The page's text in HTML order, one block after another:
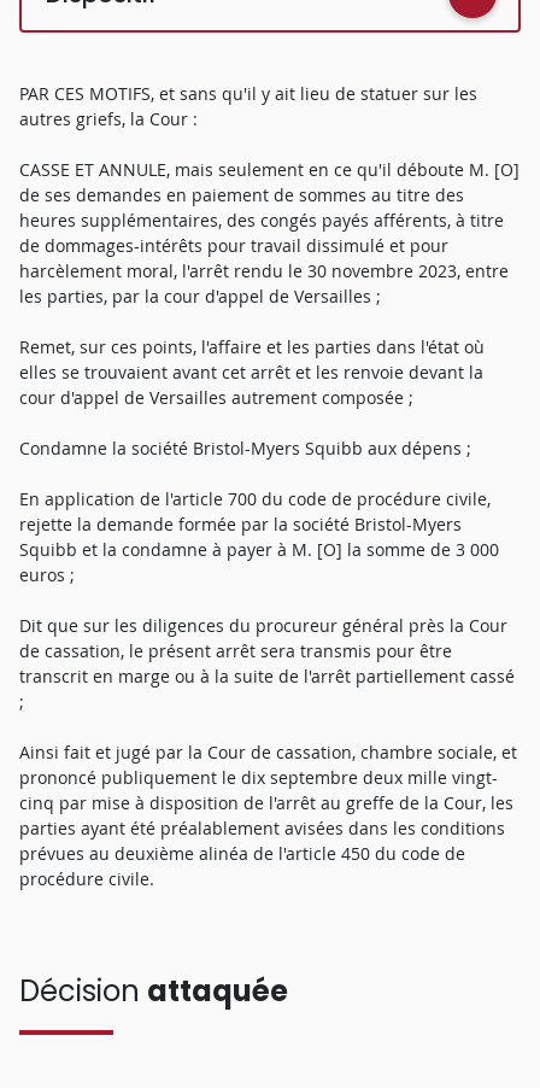
PAR CES MOTIFS, et sans qu'il y ait lieu de statuer sur les
autres griefs, la Cour :
CASSE ET ANNULE, mais seulement en ce qu'il déboute M. [O]
de ses demandes en paiement de sommes au titre des
heures supplémentaires, des congés payés afférents, à titre
de dommages-intérêts pour travail dissimulé et pour
harcèlement moral, l'arrêt rendu le 30 novembre 2023, entre
les parties, par la cour d'appel de Versailles ;
Remet, sur ces points, l'affaire et les parties dans l'état où
elles se trouvaient avant cet arrêt et les renvoie devant la
cour d'appel de Versailles autrement composée ;
Condamne la société Bristol-Myers Squibb aux dépens ;
En application de l'article 700 du code de procédure civile,
rejette la demande formée par la société Bristol-Myers
Squibb et la condamne à payer à M. [O] la somme de 3 000
euros ;
Dit que sur les diligences du procureur général près la Cour
de cassation, le présent arrêt sera transmis pour être
transcrit en marge ou à la suite de l'arrêt partiellement cassé
;
Ainsi fait et jugé par la Cour de cassation, chambre sociale, et
prononcé publiquement le dix septembre deux mille vingt-
cinq par mise à disposition de l'arrêt au greffe de la Cour, les
parties ayant été préalablement avisées dans les conditions
prévues au deuxième alinéa de l'article 450 du code de
procédure civile.
Décision attaquée